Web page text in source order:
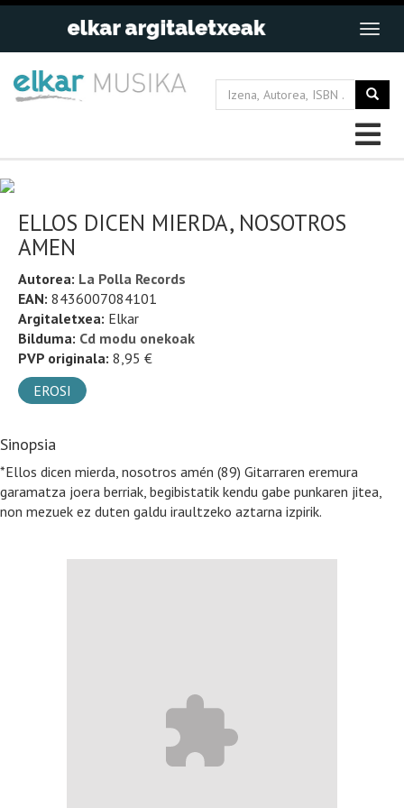
ELLOS DICEN MIERDA, NOSOTROS
AMEN
Autorea: La Polla Records
EAN: 8436007084101
Argitaletxea: Elkar
Bilduma: Cd modu onekoak
PVP originala: 8,95 €
EROSI
Sinopsia
*Ellos dicen mierda, nosotros amén (89) Gitarraren eremura
garamatza joera berriak, begibistatik kendu gabe punkaren jitea,
non mezuek ez duten galdu iraultzeko aztarna izpirik.